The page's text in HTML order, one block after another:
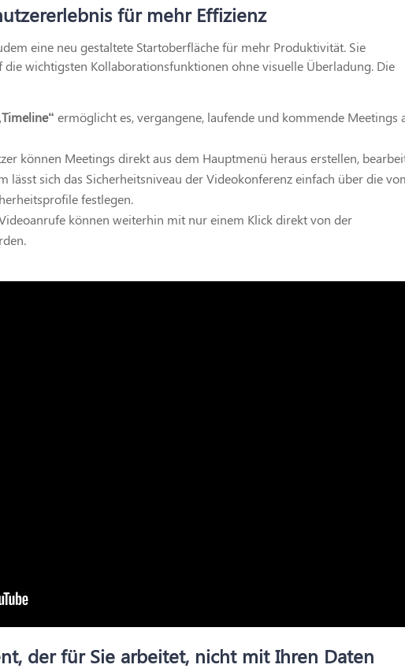
für mehr Effizienz
eine neu gestaltete Startoberfläche für mehr Produktivität. Sie
wichtigsten Kollaborationsfunktionen ohne visuelle Überladung. Die
ermöglicht es, vergangene, laufende und kommende Meetings
können Meetings direkt aus dem Hauptmenü heraus erstellen,
lässt sich das Sicherheitsniveau der Videokonferenz einfach über die
festlegen.
können weiterhin mit nur einem Klick direkt von der
der für Sie arbeitet, nicht mit Ihren Daten